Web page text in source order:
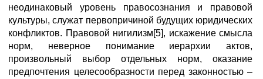
неодинаковый уровень правосознания и правовой
культуры, служат первопричиной будущих юридических
конфликтов. Правовой нигилизм[5], искажение смысла
норм, неверное понимание иерархии актов,
произвольный выбор отдельных норм, оказание
предпочтения целесообразности перед законностью –